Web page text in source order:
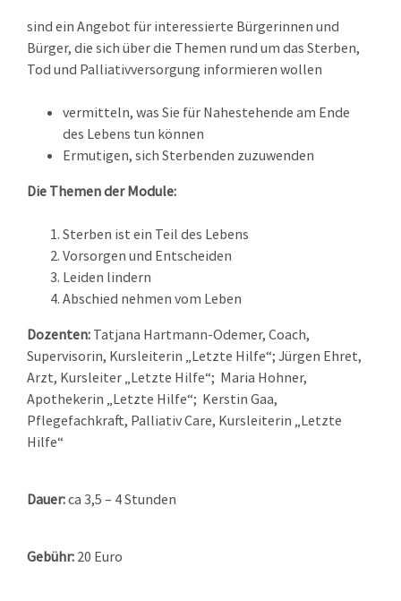
sind ein Angebot für interessierte Bürgerinnen und
Bürger, die sich über die Themen rund um das Sterben,
Tod und Palliativversorgung informieren wollen
vermitteln, was Sie für Nahestehende am Ende
des Lebens tun können
Ermutigen, sich Sterbenden zuzuwenden
Die Themen der Module:
Sterben ist ein Teil des Lebens
Vorsorgen und Entscheiden
Leiden lindern
Abschied nehmen vom Leben
Dozenten: Tatjana Hartmann-Odemer, Coach,
Supervisorin, Kursleiterin „Letzte Hilfe“; Jürgen Ehret,
Arzt, Kursleiter „Letzte Hilfe“; Maria Hohner,
Apothekerin „Letzte Hilfe“; Kerstin Gaa,
Pflegefachkraft, Palliativ Care, Kursleiterin „Letzte
Hilfe“
Dauer:ca 3,5 – 4 Stunden
Gebühr: 20 Euro